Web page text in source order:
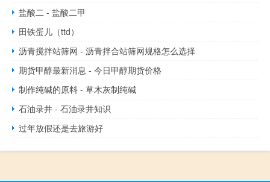
盐酸二 - 盐酸二甲
田铁蛋儿（ttd）
沥青搅拌站筛网 - 沥青拌合站筛网规格怎么选择
期货甲醇最新消息 - 今日甲醇期货价格
制作纯碱的原料 - 草木灰制纯碱
石油录井 - 石油录井知识
过年放假还是去旅游好